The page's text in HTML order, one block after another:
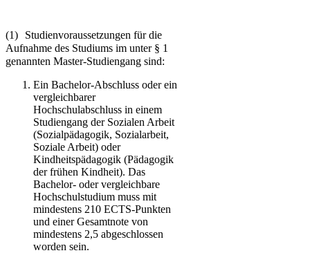
(1)
Studienvoraussetzungen für die
Aufnahme des Studiums im unter § 1
genannten Master-Studiengang sind:
Ein Bachelor-Abschluss oder ein
vergleichbarer
Hochschulabschluss in einem
Studiengang der Sozialen Arbeit
(Sozialpädagogik, Sozialarbeit,
Soziale Arbeit) oder
Kindheitspädagogik (Pädagogik
der frühen Kindheit). Das
Bachelor- oder vergleichbare
Hochschulstudium muss mit
mindestens 210 ECTS-Punkten
und einer Gesamtnote von
mindestens 2,5 abgeschlossen
worden sein.